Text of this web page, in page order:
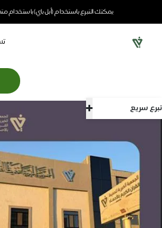
يمكنك التبرع باستخدام (أبل باي)
تبرع سريع